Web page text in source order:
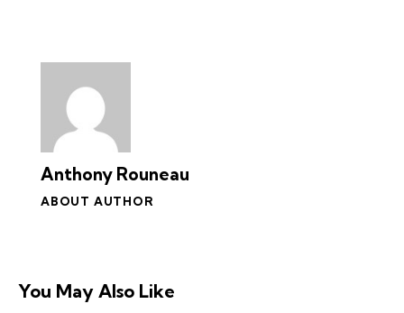
Anthony Rouneau
ABOUT AUTHOR
You May Also Like